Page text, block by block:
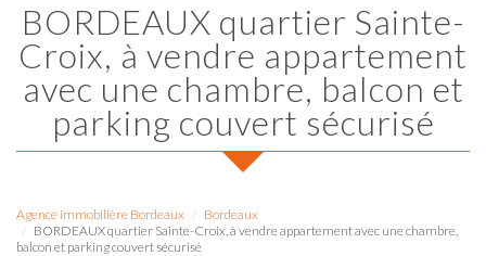
BORDEAUX quartier Sainte-
Croix, à vendre appartement
avec une chambre, balcon et
parking couvert sécurisé
Agence immobilière Bordeaux
Bordeaux
BORDEAUX quartier Sainte-Croix, à vendre appartement avec une chambre,
balcon et parking couvert sécurisé